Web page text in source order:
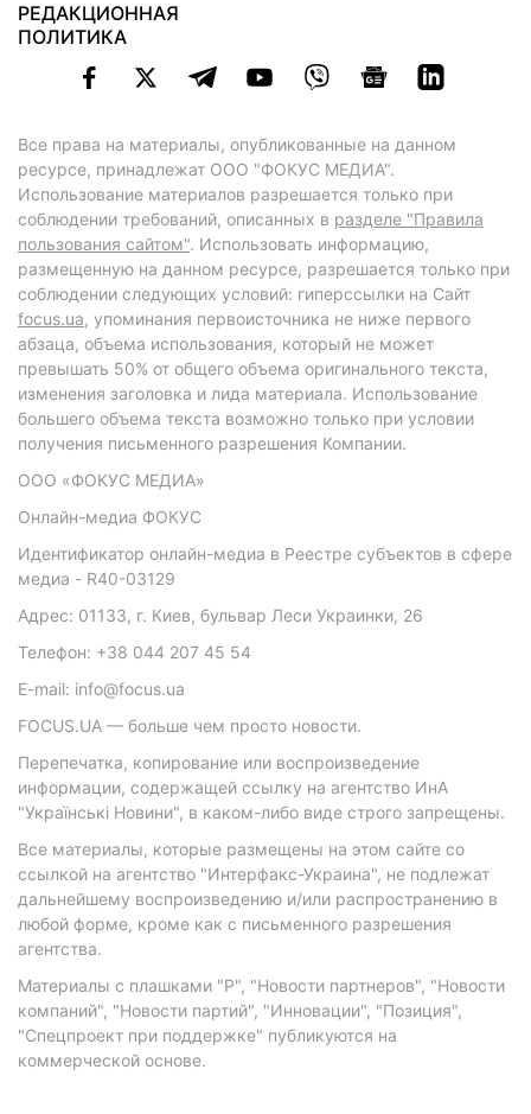
РЕДАКЦИОННАЯ
ПОЛИТИКА
Все права на материалы, опубликованные на данном
ресурсе, принадлежат ООО "ФОКУС МЕДИА".
Использование материалов разрешается только при
соблюдении требований, описанных в разделе "Правила
пользования сайтом". Использовать информацию,
размещенную на данном ресурсе, разрешается только при
соблюдении следующих условий: гиперссылки на Сайт
focus.ua, упоминания первоисточника не ниже первого
абзаца, объема использования, который не может
превышать 50% от общего объема оригинального текста,
изменения заголовка и лида материала. Использование
большего объема текста возможно только при условии
получения письменного разрешения Компании.
ООО «ФОКУС МЕДИА»
Онлайн-медиа ФОКУС
Идентификатор онлайн-медиа в Реестре субъектов в сфере
медиа - R40-03129
Адрес: 01133, г. Киев, бульвар Леси Украинки, 26
Телефон: +38 044 207 45 54
E-mail: info@focus.ua
FOCUS.UA — больше чем просто новости.
Перепечатка, копирование или воспроизведение
информации, содержащей ссылку на агентство ИнА
"Українські Новини", в каком-либо виде строго запрещены.
Все материалы, которые размещены на этом сайте со
ссылкой на агентство "Интерфакс-Украина", не подлежат
дальнейшему воспроизведению и/или распространению в
любой форме, кроме как с письменного разрешения
агентства.
Материалы с плашками "Р", "Новости партнеров", "Новости
компаний", "Новости партий", "Инновации", "Позиция",
"Спецпроект при поддержке" публикуются на
коммерческой основе.